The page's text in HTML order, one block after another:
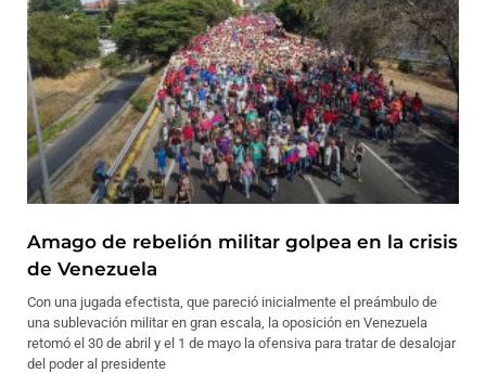
Amago de rebelión militar golpea en la crisis
de Venezuela
Con una jugada efectista, que pareció inicialmente el preámbulo de
una sublevación militar en gran escala, la oposición en Venezuela
retomó el 30 de abril y el 1 de mayo la ofensiva para tratar de desalojar
del poder al presidente